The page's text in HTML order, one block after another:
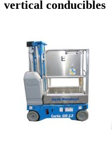
vertical conducibles